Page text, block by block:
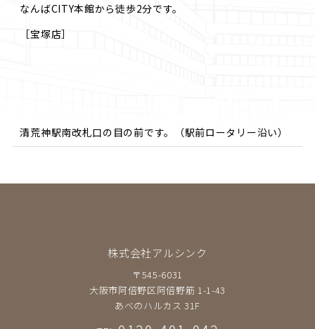
なんばCITY本館から徒歩2分です。
［宝塚店］
清荒神駅南改札口の目の前です。（駅前ロータリー沿い）
株式会社アルシンク
〒545-6031
大阪市阿倍野区阿倍野筋 1-1-43
あべのハルカス 31F